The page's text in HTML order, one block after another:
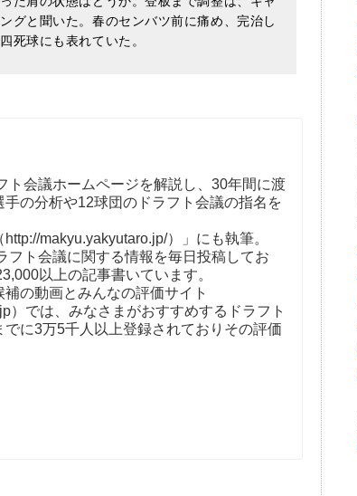
グと聞いた。春のセンバツ前に痛め、完治し
死球にも表れていた。
会議ホームページを解説し、30年間に渡
の分析や12球団のドラフト会議の指名を
makyu.yakyutaro.jp/）」にも執筆。
ト会議に関する情報を毎日投稿してお
以上の記事書いています。
の動画とみんなの評価サイト
）では、みなさまがおすすめするドラフト
に3万5千人以上登録されておりその評価